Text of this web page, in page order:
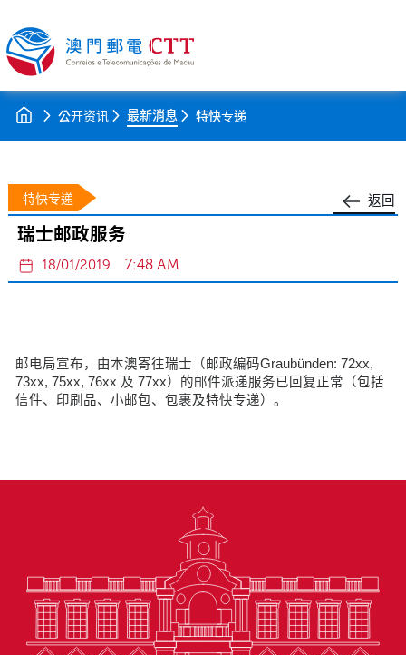
公开资讯 最新消息 特快专递
返回
特快专递
瑞士邮政服务
18/01/2019 7:48 AM
邮电局宣布，由本澳寄往瑞士（邮政编码Graubünden: 72xx,
73xx, 75xx, 76xx 及 77xx）的邮件派递服务已回复正常（包括
信件、印刷品、小邮包、包裹及特快专递）。